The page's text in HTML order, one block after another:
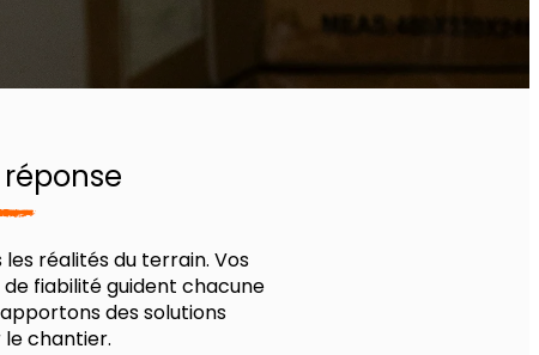
les réalités du terrain. Vos
fiabilité guident chacune
des solutions
chantier.